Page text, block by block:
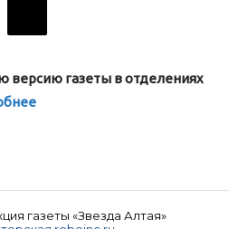
версию газеты в отделениях
газеты «Звезда Алтая»